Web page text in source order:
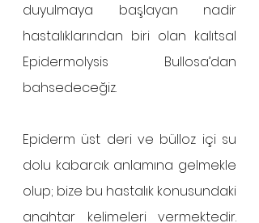
duyulmaya başlayan nadir
hastalıklarından biri olan kalıtsal
Epidermolysis Bullosa’dan
bahsedeceğiz.
Epiderm üst deri ve bülloz içi su
dolu kabarcık anlamına gelmekle
olup; bize bu hastalık konusundaki
anahtar kelimeleri vermektedir.